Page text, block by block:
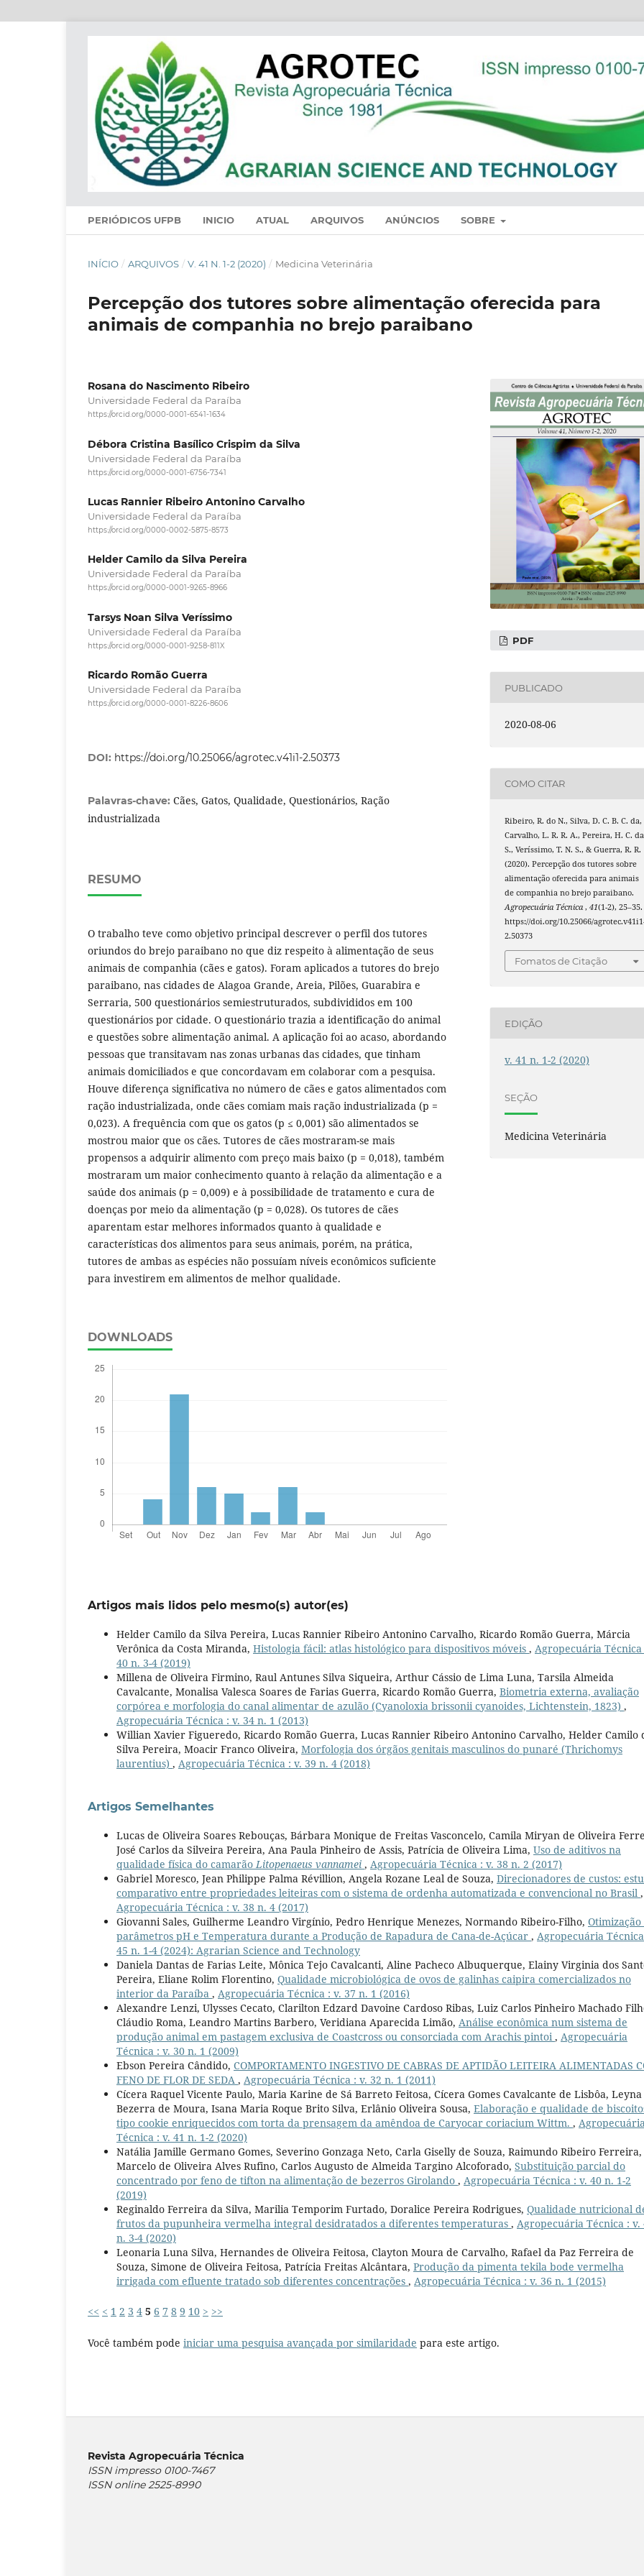
PERIÓDICOS UFPB INICIO ATUAL ARQUIVOS ANÚNCIOS SOBRE
INÍCIO / ARQUIVOS / V. 41 N. 1-2 (2020) / Medicina Veterinária
Percepção dos tutores sobre alimentação oferecida para
animais de companhia no brejo paraibano
Rosana do Nascimento Ribeiro
Universidade Federal da Paraíba
https://orcid.org/0000-0001-6541-1634
Débora Cristina Basílico Crispim da Silva
Universidade Federal da Paraíba
https://orcid.org/0000-0001-6756-7341
Lucas Rannier Ribeiro Antonino Carvalho
Universidade Federal da Paraíba
https://orcid.org/0000-0002-5875-8573
Helder Camilo da Silva Pereira
Universidade Federal da Paraíba
https://orcid.org/0000-0001-9265-8966
Tarsys Noan Silva Veríssimo
Universidade Federal da Paraíba
https://orcid.org/0000-0001-9258-811X
Ricardo Romão Guerra
Universidade Federal da Paraíba
https://orcid.org/0000-0001-8226-8606
DOI: https://doi.org/10.25066/agrotec.v41i1-2.50373
Palavras-chave: Cães, Gatos, Qualidade, Questionários, Ração
industrializada
RESUMO
O trabalho teve como objetivo principal descrever o perfil dos tutores
oriundos do brejo paraibano no que diz respeito à alimentação de seus
animais de companhia (cães e gatos). Foram aplicados a tutores do brejo
paraibano, nas cidades de Alagoa Grande, Areia, Pilões, Guarabira e
Serraria, 500 questionários semiestruturados, subdivididos em 100
questionários por cidade. O questionário trazia a identificação do animal
e questões sobre alimentação animal. A aplicação foi ao acaso, abordando
pessoas que transitavam nas zonas urbanas das cidades, que tinham
animais domiciliados e que concordavam em colaborar com a pesquisa.
Houve diferença significativa no número de cães e gatos alimentados com
ração industrializada, onde cães comiam mais ração industrializada (p =
0,023). A frequência com que os gatos (p ≤ 0,001) são alimentados se
mostrou maior que os cães. Tutores de cães mostraram-se mais
propensos a adquirir alimento com preço mais baixo (p = 0,018), também
mostraram um maior conhecimento quanto à relação da alimentação e a
saúde dos animais (p = 0,009) e à possibilidade de tratamento e cura de
doenças por meio da alimentação (p = 0,028). Os tutores de cães
aparentam estar melhores informados quanto à qualidade e
características dos alimentos para seus animais, porém, na prática,
tutores de ambas as espécies não possuíam níveis econômicos suficiente
para investirem em alimentos de melhor qualidade.
DOWNLOADS
PDF
PUBLICADO
2020-08-06
COMO CITAR
Ribeiro, R. do N., Silva, D. C. B. C. da,
Carvalho, L. R. R. A., Pereira, H. C. da
S., Veríssimo, T. N. S., & Guerra, R. R.
(2020). Percepção dos tutores sobre
alimentação oferecida para animais
de companhia no brejo paraibano.
Agropecuária Técnica,41(1-2), 25–35.
https://doi.org/10.25066/
2.50373
Fomatos de Citação
EDIÇÃO
v. 41 n. 1-2 (2020)
SEÇÃO
Medicina Veterinária
Artigos mais lidos pelo mesmo(s) autor(es)
Helder Camilo da Silva Pereira, Lucas Rannier Ribeiro Antonino Carvalho, Ricardo Romão Guerra, Márcia
Verônica da Costa Miranda, Histologia fácil: atlas histológico para dispositivos móveis , Agropecuária Técnica
40 n. 3-4 (2019)
Millena de Oliveira Firmino, Raul Antunes Silva Siqueira, Arthur Cássio de Lima Luna, Tarsila Almeida
Cavalcante, Monalisa Valesca Soares de Farias Guerra, Ricardo Romão Guerra, Biometria externa, avaliação
corpórea e morfologia do canal alimentar de azulão (Cyanoloxia brissonii cyanoides, Lichtenstein, 1823) ,
Agropecuária Técnica : v. 34 n. 1 (2013)
Willian Xavier Figueredo, Ricardo Romão Guerra, Lucas Rannier Ribeiro Antonino Carvalho, Helder Camilo
Silva Pereira, Moacir Franco Oliveira, Morfologia dos órgãos genitais masculinos do punaré (Thrichomys
laurentius) , Agropecuária Técnica : v. 39 n. 4 (2018)
Artigos Semelhantes
Lucas de Oliveira Soares Rebouças, Bárbara Monique de Freitas Vasconcelo, Camila Miryan de Oliveira
José Carlos da Silveira Pereira, Ana Paula Pinheiro de Assis, Patrícia de Oliveira Lima, Uso de aditivos na
qualidade física do camarãoLitopenaeus vannamei , Agropecuária Técnica : v. 38 n. 2 (2017)
Gabriel Moresco, Jean Philippe Palma Révillion, Angela Rozane Leal de Souza, Direcionadores de custos:
comparativo entre propriedades leiteiras com o sistema de ordenha automatizada e convencional no Brasil ,
Agropecuária Técnica : v. 38 n. 4 (2017)
Giovanni Sales, Guilherme Leandro Virgínio, Pedro Henrique Menezes, Normando Ribeiro-Filho, Otimização
parâmetros pH e Temperatura durante a Produção de Rapadura de Cana-de-Açúcar , Agropecuária
45 n. 1-4 (2024): Agrarian Science and Technology
Daniela Dantas de Farias Leite, Mônica Tejo Cavalcanti, Aline Pacheco Albuquerque, Elainy Virginia dos
Pereira, Eliane Rolim Florentino, Qualidade microbiológica de ovos de galinhas caipira comercializados no
interior da Paraíba , Agropecuária Técnica : v. 37 n. 1 (2016)
Alexandre Lenzi, Ulysses Cecato, Clarilton Edzard Davoine Cardoso Ribas, Luiz Carlos Pinheiro Machado
Cláudio Roma, Leandro Martins Barbero, Veridiana Aparecida Limão, Análise econômica num sistema de
produção animal em pastagem exclusiva de Coastcross ou consorciada com Arachis pintoi, Agropecuária
Técnica : v. 30 n. 1 (2009)
Ebson Pereira Cândido, COMPORTAMENTO INGESTIVO DE CABRAS DE APTIDÃO LEITEIRA ALIMENTADAS
FENO DE FLOR DE SEDA , Agropecuária Técnica : v. 32 n. 1 (2011)
Cícera Raquel Vicente Paulo, Maria Karine de Sá Barreto Feitosa, Cícera Gomes Cavalcante de Lisbôa, Leyna
Bezerra de Moura, Isana Maria Roque Brito Silva, Erlânio Oliveira Sousa, Elaboração e qualidade de
tipo cookie enriquecidos com torta da prensagem da amêndoa de Caryocar coriacium Wittm. ,
Técnica : v. 41 n. 1-2 (2020)
Natália Jamille Germano Gomes, Severino Gonzaga Neto, Carla Giselly de Souza, Raimundo Ribeiro Ferreira,
Marcelo de Oliveira Alves Rufino, Carlos Augusto de Almeida Targino Alcoforado, Substituição parcial do
concentrado por feno de tifton na alimentação de bezerros Girolando , Agropecuária Técnica : v. 40 n. 1-2
(2019)
Reginaldo Ferreira da Silva, Marilia Temporim Furtado, Doralice Pereira Rodrigues, Qualidade nutricional
frutos da pupunheira vermelha integral desidratados a diferentes temperaturas , Agropecuária Técnica : v.
n. 3-4 (2020)
Leonaria Luna Silva, Hernandes de Oliveira Feitosa, Clayton Moura de Carvalho, Rafael da Paz Ferreira de
Souza, Simone de Oliveira Feitosa, Patrícia Freitas Alcântara, Produção da pimenta tekila bode vermelha
irrigada com efluente tratado sob diferentes concentrações , Agropecuária Técnica : v. 36 n. 1 (2015)
<< < 1 2 3 4 5 6 7 8 9 10 > >>
Você também pode iniciar uma pesquisa avançada por similaridade para este artigo.
Revista Agropecuária Técnica
ISSN impresso 0100-7467
ISSN online 2525-8990